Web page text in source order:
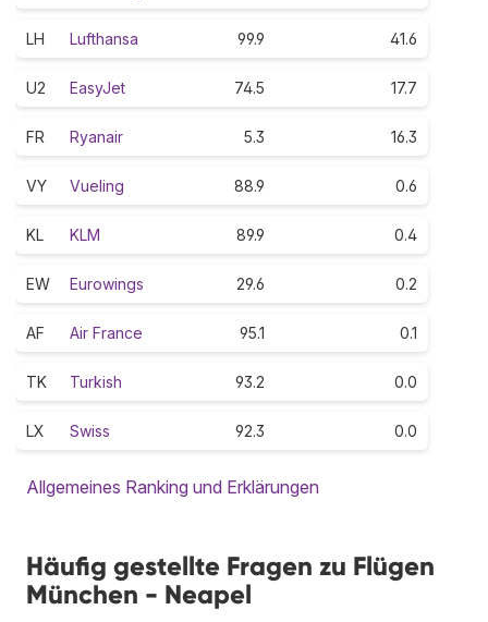
LH Lufthansa 99.9 41.6
U2 EasyJet 74.5 17.7
FR Ryanair 5.3 16.3
VY Vueling 88.9 0.6
KL KLM 89.9 0.4
EW Eurowings 29.6 0.2
AF Air France 95.1 0.1
TK Turkish 93.2 0.0
LX Swiss 92.3 0.0
Allgemeines Ranking und Erklärungen
Häufig gestellte Fragen zu Flügen
München - Neapel